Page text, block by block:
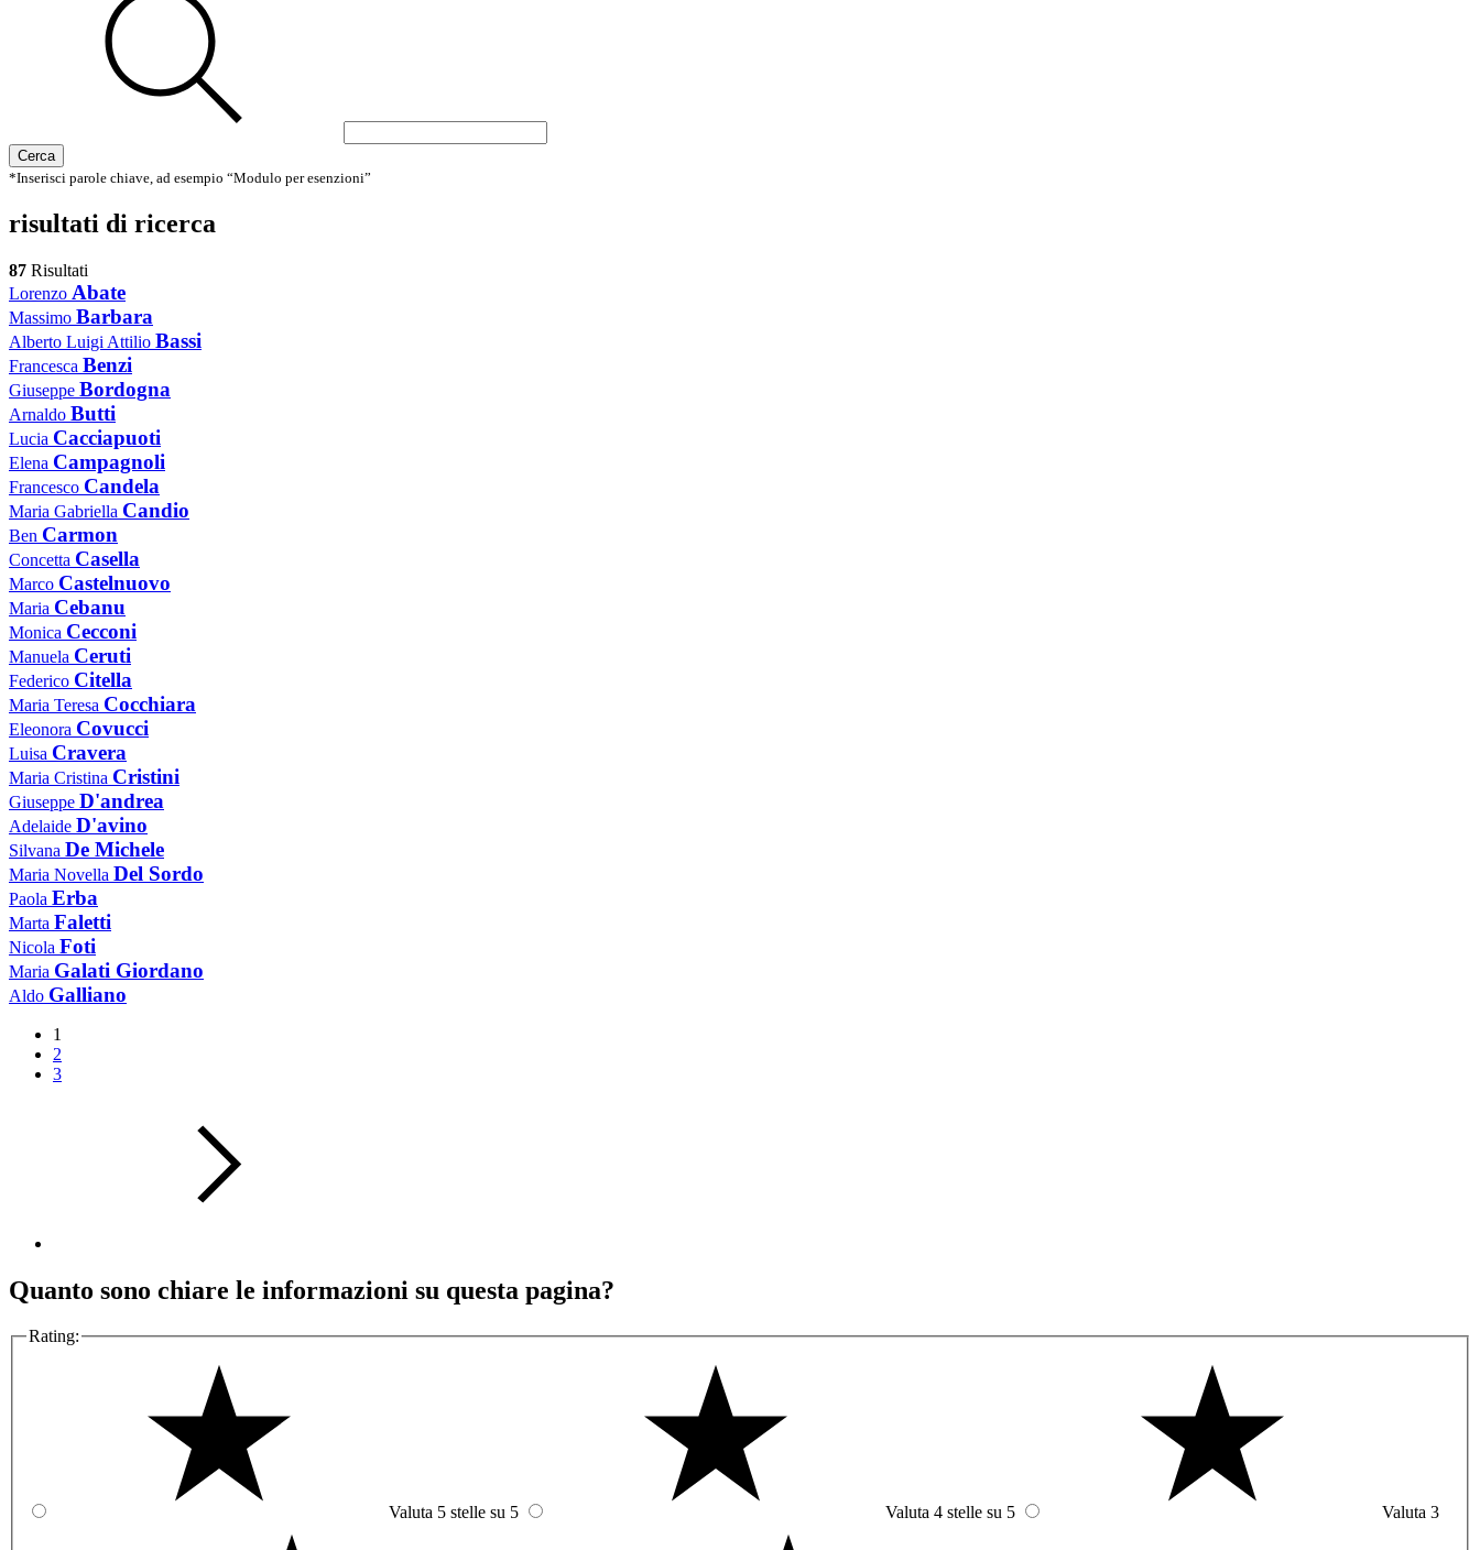
Cerca
*Inserisci parole chiave, ad esempio “Modulo per esenzioni”
risultati di ricerca
87 Risultati
Lorenzo Abate
Massimo Barbara
Alberto Luigi Attilio Bassi
Francesca Benzi
Giuseppe Bordogna
Arnaldo Butti
Lucia Cacciapuoti
Elena Campagnoli
Francesco Candela
Maria Gabriella Candio
Ben Carmon
Concetta Casella
Marco Castelnuovo
Maria Cebanu
Monica Cecconi
Manuela Ceruti
Federico Citella
Maria Teresa Cocchiara
Eleonora Covucci
Luisa Cravera
Maria Cristina Cristini
Giuseppe D'andrea
Adelaide D'avino
Silvana De Michele
Maria Novella Del Sordo
Paola Erba
Marta Faletti
Nicola Foti
Maria Galati Giordano
Aldo Galliano
1
2
3
Quanto sono chiare le informazioni su questa pagina?
Rating:
Valuta 5 stelle su 5 Valuta 4 stelle su 5 Valuta 3